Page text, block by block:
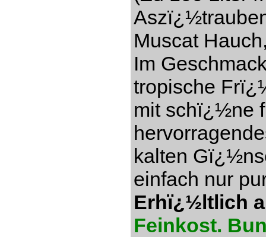
Muscat
Im
tropische
mit schï¿½ne
kalten
einfach nur
Erhï¿½ltlich
Feinkost.